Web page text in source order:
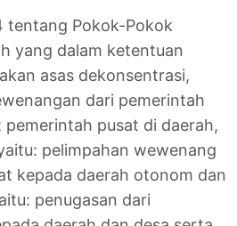
tentang Pokok-Pokok
yang dalam ketentuan
asas dekonsentrasi,
dari pemerintah
pusat di daerah,
pelimpahan wewenang
kepada daerah otonom dan
penugasan dari